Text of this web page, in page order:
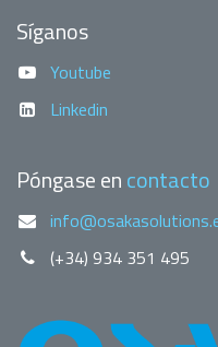
Síganos
Youtube
Linkedin
Póngase encontacto
(+34) 934 351 495